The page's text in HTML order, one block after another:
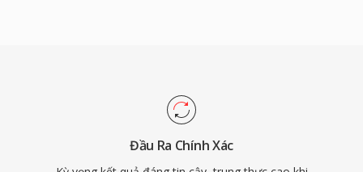
Đầu Ra Chính Xác